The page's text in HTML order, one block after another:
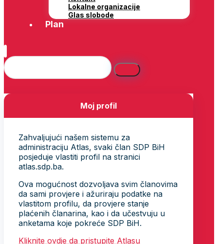
Lokalne organizacije
Glas slobode
Plan
Moj profil
Zahvaljujući našem sistemu za
administraciju Atlas, svaki član SDP BiH
posjeduje vlastiti profil na stranici
atlas.sdp.ba.
Ova mogućnost dozvoljava svim članovima
da sami provjere i ažuriraju podatke na
vlastitom profilu, da provjere stanje
plaćenih članarina, kao i da učestvuju u
anketama koje pokreće SDP BiH.
Kliknite ovdje da pristupite Atlasu